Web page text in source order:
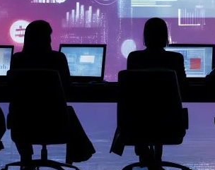
Bronschhofen
Brugg
Brugg AG
Burgdorf
Bäretswil